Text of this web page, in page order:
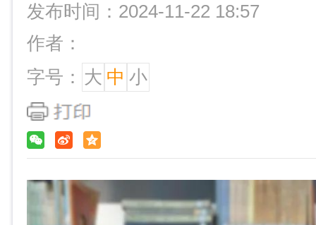
发布时间：2024-11-22 18:57
作者：
字号： 大 中 小